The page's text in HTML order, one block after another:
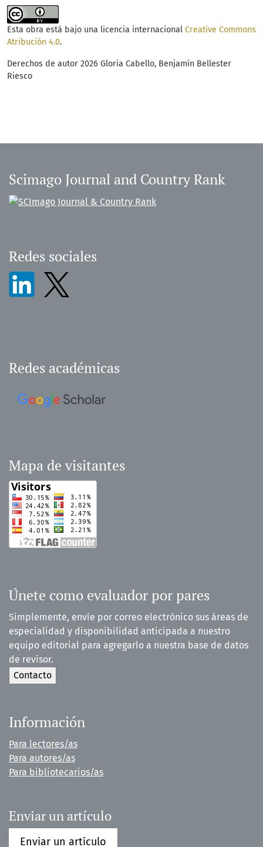
Esta obra está bajo una licencia internacional Creative Commons
Atribución 4.0.
Derechos de autor 2026 Gloria Cabello, Benjamín Bellester
Riesco
Scimago Journal and Country Rank
Redes sociales
Redes académicas
Mapa de visitantes
Únete como evaluador por pares
Simplemente, envíe por correo electrónico sus áreas de
especialidad y disponibilidad anticipada a nuestro
equipo editorial para agregarlo a nuestra base de datos
de revisor.
Información
Para lectores/as
Para autores/as
Para bibliotecarios/as
Enviar un artículo
Enviar un artículo